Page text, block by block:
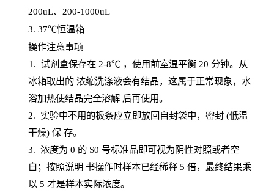
200uL、 200-1000uL
3. 37℃恒温箱
操作注意事项
1. 试剂盒保存在 2-8℃ ，使用前室温平衡 20 分钟。从
冰箱取出的 浓缩洗涤液会有结晶，这属于正常现象，水
浴加热使结晶完全溶解 后再使用。
2. 实验中不用的板条应立即放回自封袋中，密封(低温
干燥) 保 存。
3. 浓度为 0 的 S0 号标准品即可视为阴性对照或者空
白；按照说明 书操作时样本已经稀释5 倍，最终结果乘
以 5 才是样本实际浓度。